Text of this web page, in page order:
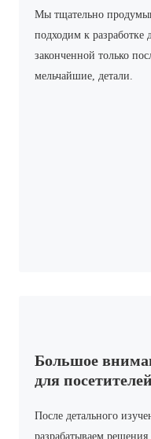
Мы тщательно
подходим к разработке
законченной только
мельчайшие, детали.
Большое
для посетителей
После детального
разрабатываем